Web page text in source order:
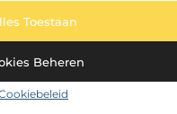
Toestaan
Beheren